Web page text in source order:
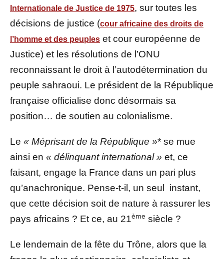
Internationale de Justice de 1975, sur toutes les
décisions de justice (cour africaine des droits de
l’homme et des peuples et cour européenne de
Justice) et les résolutions de l’ONU
reconnaissant le droit à l’autodétermination du
peuple sahraoui. Le président de la République
française officialise donc désormais sa
position… de soutien au colonialisme.
Le « Méprisant de la République »* se mue
ainsi en « délinquant international » et, ce
faisant, engage la France dans un pari plus
qu’anachronique. Pense-t-il, un seul instant,
que cette décision soit de nature à rassurer les
pays africains ? Et ce, au 21ème siècle ?
Le lendemain de la fête du Trône, alors que la